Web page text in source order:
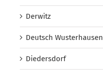
Derwitz
Deutsch Wusterhausen
Diedersdorf